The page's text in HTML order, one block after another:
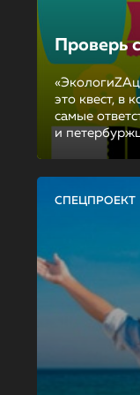
Проверь
это квест, в
самые
и
СПЕЦПРОЕКТ